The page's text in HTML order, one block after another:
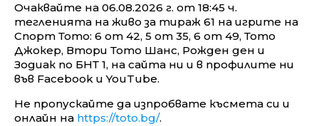
Очаквайте на 06.08.2026 г. от 18:45 ч.
тегленията на живо за тираж 61 на игрите на
Спорт Тото: 6 от 42, 5 от 35, 6 от 49, Тото
Джокер, Втори Тото Шанс, Рожден ден и
Зодиак по БНТ 1, на сайта ни и в профилите ни
във Facebook и YouTube.
Не пропускайте да изпробвате късмета си и
онлайн на https://toto.bg/.